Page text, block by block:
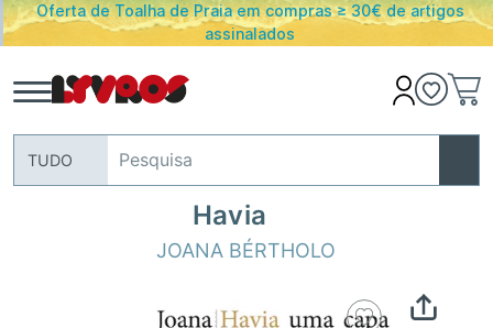
Oferta de Toalha de Praia em compras ≥ 30€ de artigos
assinalados
TUDO
Havia
JOANA BÉRTHOLO